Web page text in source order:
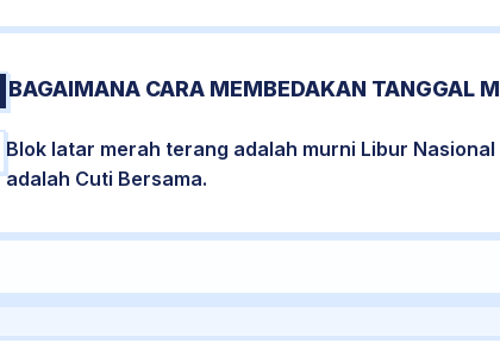
BAGAIMANA CARA MEMBEDAKAN TANGGAL
Blok latar merah terang adalah murni Libur
adalah Cuti Bersama.